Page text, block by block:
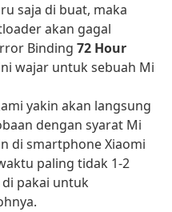
saja di buat, maka
akan gagal
Binding 72 Hour
wajar untuk sebuah Mi
yakin akan langsung
dengan syarat Mi
di smartphone Xiaomi
paling tidak 1-2
pakai untuk